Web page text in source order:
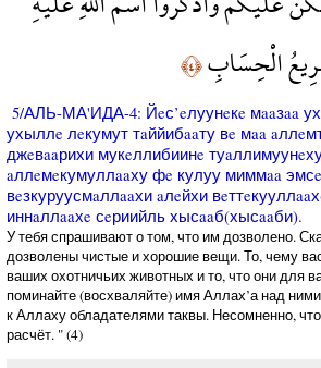
سَرِيعُ الْحِسَابِ﴿٤﴾
5/АЛЬ-МА'ИДА-4: Йeс’eлуунeкe мaaзaa
ухыллe лeкумут тaййибaaту вe мaa
джeвaaрихи мукeллибиинe
aллeмeкумуллaaху фe кулуу миммaa
вeзкуруусмaллaaхи aлeйхи
иннaллaaхe сeриийль хысaaб(хысaaби).
У тебя спрашивают о том, что им дозволено.
дозволены чистые и хорошие вещи. То, чему
ваших охотничьих животных и то, что они для
поминайте (восхваляйте) имя Аллах’а над
к Аллаху обладателями таквы. Несомненно,
расчёт. " (4)